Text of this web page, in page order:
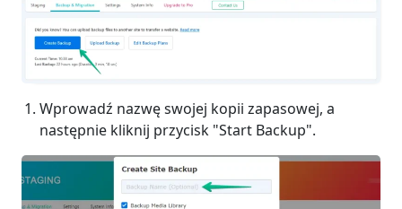
Wprowadź nazwę swojej kopii zapasowej, a
następnie kliknij przycisk "Start Backup".